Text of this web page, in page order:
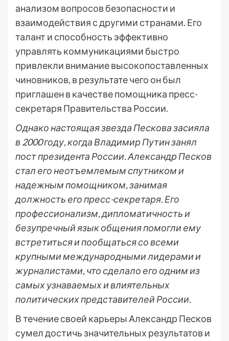
анализом вопросов безопасности и
взаимодействия с другими странами. Его
талант и способность эффективно
управлять коммуникациями быстро
привлекли внимание высокопоставленных
чиновников, в результате чего он был
приглашен в качестве помощника пресс-
секретаря Правительства России.
Однако настоящая звезда Пескова засияла
в 2000 году, когда Владимир Путин занял
пост президента России. Александр Песков
стал его неотъемлемым спутником и
надежным помощником, занимая
должность его пресс-секретаря. Его
профессионализм, дипломатичность и
безупречный язык общения помогли ему
встретиться и пообщаться со всеми
крупными международными лидерами и
журналистами, что сделало его одним из
самых узнаваемых и влиятельных
политических представителей России.
В течение своей карьеры Александр Песков
сумел достичь значительных результатов и